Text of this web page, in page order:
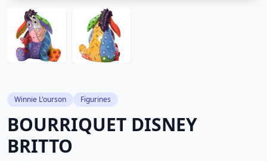
Winnie L'ourson Figurines
BOURRIQUET DISNEY
BRITTO